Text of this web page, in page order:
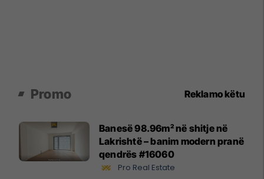
Promo Reklamo këtu
Banesë 98.96m² në shitje në
Lakrishtë – banim modern pranë
qendrës #16060
Pro Real Estate